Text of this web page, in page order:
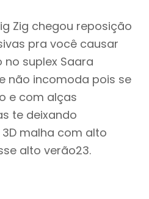
Zig chegou reposição
pra você causar
suplex Saara
não incomoda pois se
e com alças
te deixando
malha com alto
alto verão23.